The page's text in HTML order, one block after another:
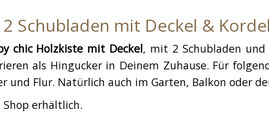
Schubladen mit Deckel &
chic Holzkiste mit Deckel, mit 2 Schubladen und
als Hingucker in Deinem Zuhause. Für
und Flur. Natürlich auch im Garten, Balkon oder
erhältlich.